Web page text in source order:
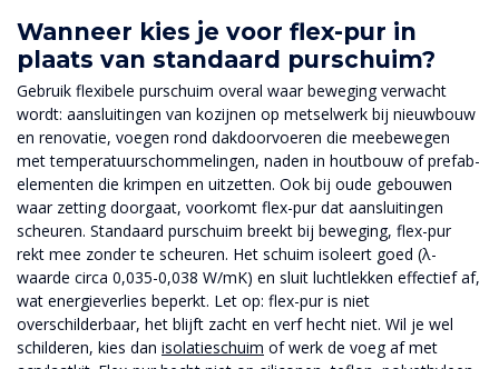
Wanneer kies je voor flex-pur in
plaats van standaard purschuim?
Gebruik flexibele purschuim overal waar beweging verwacht
wordt: aansluitingen van kozijnen op metselwerk bij nieuwbouw
en renovatie, voegen rond dakdoorvoeren die meebewegen
met temperatuurschommelingen, naden in houtbouw of prefab-
elementen die krimpen en uitzetten. Ook bij oude gebouwen
waar zetting doorgaat, voorkomt flex-pur dat aansluitingen
scheuren. Standaard purschuim breekt bij beweging, flex-pur
rekt mee zonder te scheuren. Het schuim isoleert goed (λ-
waarde circa 0,035-0,038 W/mK) en sluit luchtlekken effectief af,
wat energieverlies beperkt. Let op: flex-pur is niet
overschilderbaar, het blijft zacht en verf hecht niet. Wil je wel
schilderen, kies dan isolatieschuim of werk de voeg af met